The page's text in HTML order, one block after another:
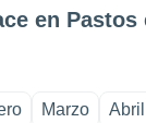
en Pastos
Marzo Abril